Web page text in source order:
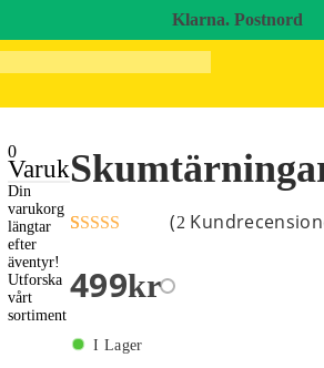
Klarna.Postnord
baserat på
kundrecension
(2
499Kr
I Lager
0
Varukorg
Din
varukorg
längtar
efter
äventyr!
Utforska
vårt
sortiment